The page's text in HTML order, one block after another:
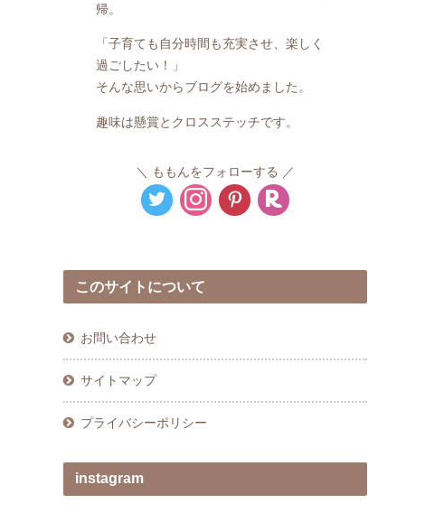
帰。
「子育ても自分時間も充実させ、楽しく
過ごしたい！」
そんな思いからブログを始めました。
趣味は懸賞とクロスステッチです。
ももんをフォローする
このサイトについて
お問い合わせ
サイトマップ
プライバシーポリシー
instagram